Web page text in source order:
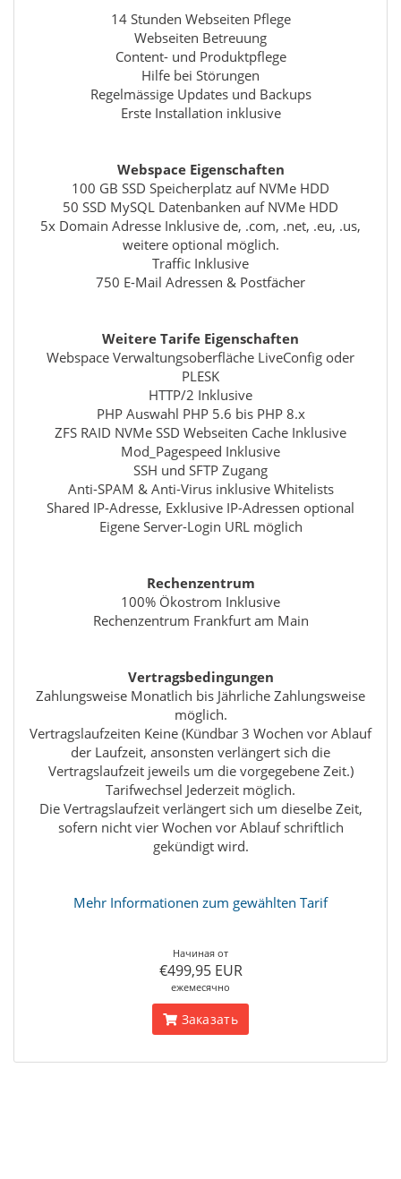
14 Stunden Webseiten Pflege
Webseiten Betreuung
Content- und Produktpflege
Hilfe bei Störungen
Regelmässige Updates und Backups
Erste Installation inklusive
Webspace Eigenschaften
100 GB SSD Speicherplatz auf NVMe HDD
50 SSD MySQL Datenbanken auf NVMe HDD
5x Domain Adresse Inklusive de, .com, .net, .eu, .us,
weitere optional möglich.
Traffic Inklusive
750 E-Mail Adressen & Postfächer
Weitere Tarife Eigenschaften
Webspace Verwaltungsoberfläche LiveConfig oder
PLESK
HTTP/2 Inklusive
PHP Auswahl PHP 5.6 bis PHP 8.x
ZFS RAID NVMe SSD Webseiten Cache Inklusive
Mod_Pagespeed Inklusive
SSH und SFTP Zugang
Anti-SPAM & Anti-Virus inklusive Whitelists
Shared IP-Adresse, Exklusive IP-Adressen optional
Eigene Server-Login URL möglich
Rechenzentrum
100% Ökostrom Inklusive
Rechenzentrum Frankfurt am Main
Vertragsbedingungen
Zahlungsweise Monatlich bis Jährliche Zahlungsweise
möglich.
Vertragslaufzeiten Keine (Kündbar 3 Wochen vor Ablauf
der Laufzeit, ansonsten verlängert sich die
Vertragslaufzeit jeweils um die vorgegebene Zeit.)
Tarifwechsel Jederzeit möglich.
Die Vertragslaufzeit verlängert sich um dieselbe Zeit,
sofern nicht vier Wochen vor Ablauf schriftlich
gekündigt wird.
Mehr Informationen zum gewählten Tarif
Начиная от
€499,95 EUR
ежемесячно
Заказать